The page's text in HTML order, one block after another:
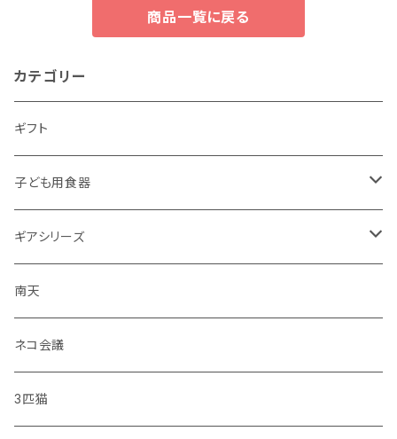
商品一覧に戻る
カテゴリー
ギフト
子ども用食器
・恐竜
・のりもの
・彩花
・どうぶつ
ギアシリーズ
大皿
中皿
小皿
南天
ネコ会議
3匹猫